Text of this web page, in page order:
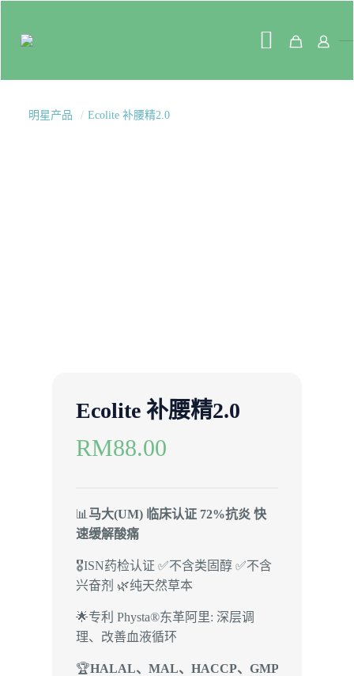
明星产品 / Ecolite 补腰精2.0
Ecolite 补腰精2.0
RM88.00
📊 马大(UM) 临床认证 72%抗炎 快
速缓解酸痛
🎖️ISN药检认证 ✅不含类固醇 ✅不含
兴奋剂 🌿纯天然草本
🌟专利 Physta®东革阿里: 深层调
理、改善血液循环
🏆HALAL、MAL、HACCP、GMP